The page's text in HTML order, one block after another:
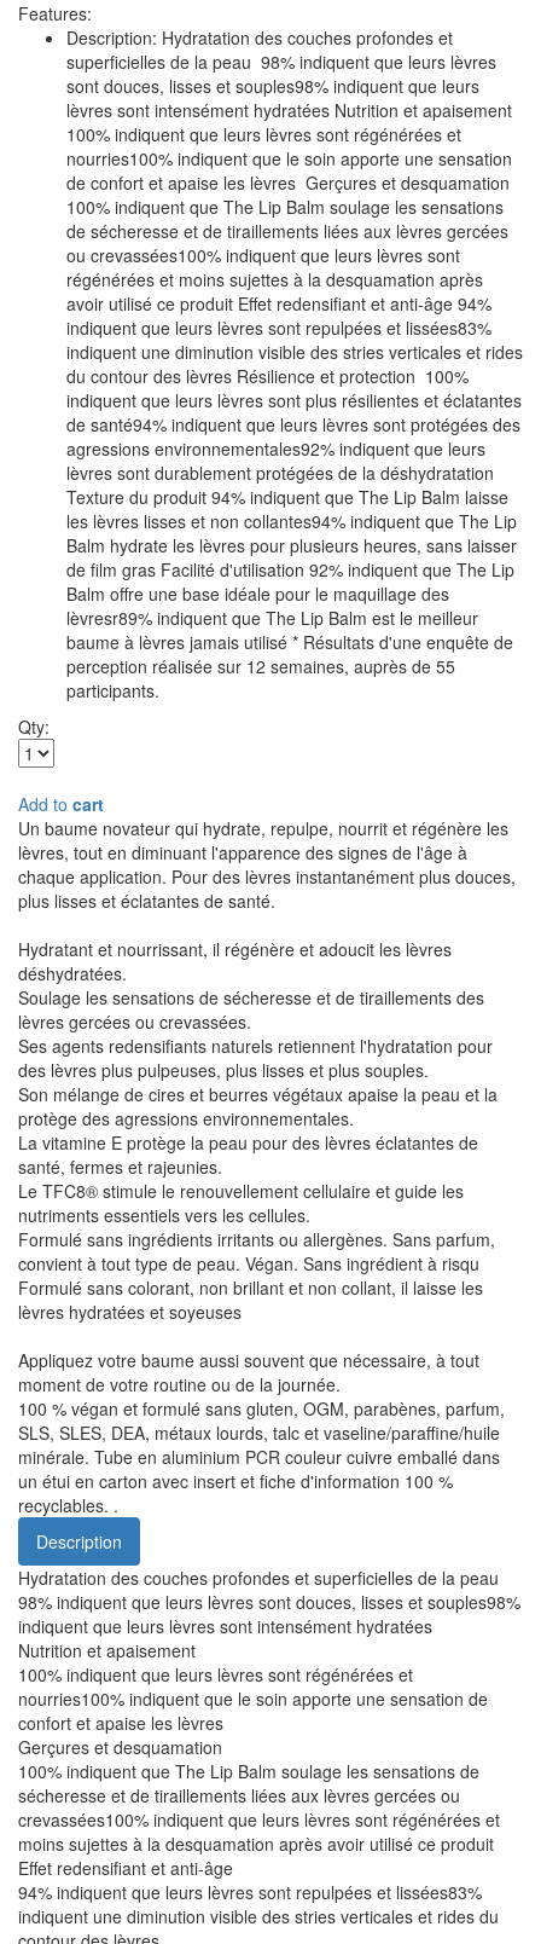
Features:
Description: Hydratation des couches profondes et
superficielles de la peau 98% indiquent que leurs lèvres
sont douces, lisses et souples98% indiquent que leurs
lèvres sont intensément hydratées Nutrition et apaisement
100% indiquent que leurs lèvres sont régénérées et
nourries100% indiquent que le soin apporte une sensation
de confort et apaise les lèvres Gerçures et desquamation
100% indiquent que The Lip Balm soulage les sensations
de sécheresse et de tiraillements liées aux lèvres gercées
ou crevassées100% indiquent que leurs lèvres sont
régénérées et moins sujettes à la desquamation après
avoir utilisé ce produit Effet redensifiant et anti-âge 94%
indiquent que leurs lèvres sont repulpées et lissées83%
indiquent une diminution visible des stries verticales et rides
du contour des lèvres Résilience et protection 100%
indiquent que leurs lèvres sont plus résilientes et éclatantes
de santé94% indiquent que leurs lèvres sont protégées des
agressions environnementales92% indiquent que leurs
lèvres sont durablement protégées de la déshydratation
Texture du produit 94% indiquent que The Lip Balm laisse
les lèvres lisses et non collantes94% indiquent que The Lip
Balm hydrate les lèvres pour plusieurs heures, sans laisser
de film gras Facilité d'utilisation 92% indiquent que The Lip
Balm offre une base idéale pour le maquillage des
lèvresr89% indiquent que The Lip Balm est le meilleur
baume à lèvres jamais utilisé * Résultats d'une enquête de
perception réalisée sur 12 semaines, auprès de 55
participants.
Qty:
Add to cart
Un baume novateur qui hydrate, repulpe, nourrit et régénère les
lèvres, tout en diminuant l'apparence des signes de l'âge à
chaque application. Pour des lèvres instantanément plus douces,
plus lisses et éclatantes de santé.
Hydratant et nourrissant, il régénère et adoucit les lèvres
déshydratées.
Soulage les sensations de sécheresse et de tiraillements des
lèvres gercées ou crevassées.
Ses agents redensifiants naturels retiennent l'hydratation pour
des lèvres plus pulpeuses, plus lisses et plus souples.
Son mélange de cires et beurres végétaux apaise la peau et la
protège des agressions environnementales.
La vitamine E protège la peau pour des lèvres éclatantes de
santé, fermes et rajeunies.
Le TFC8® stimule le renouvellement cellulaire et guide les
nutriments essentiels vers les cellules.
Formulé sans ingrédients irritants ou allergènes. Sans parfum,
convient à tout type de peau. Végan. Sans ingrédient à risqu
Formulé sans colorant, non brillant et non collant, il laisse les
lèvres hydratées et soyeuses
Appliquez votre baume aussi souvent que nécessaire, à tout
moment de votre routine ou de la journée.
100 % végan et formulé sans gluten, OGM, parabènes, parfum,
SLS, SLES, DEA, métaux lourds, talc et vaseline/paraffine/huile
minérale. Tube en aluminium PCR couleur cuivre emballé dans
un étui en carton avec insert et fiche d'information 100 %
recyclables. .
Description
Hydratation des couches profondes et superficielles de la peau
98% indiquent que leurs lèvres sont douces, lisses et souples98%
indiquent que leurs lèvres sont intensément hydratées
Nutrition et apaisement
100% indiquent que leurs lèvres sont régénérées et
nourries100% indiquent que le soin apporte une sensation de
confort et apaise les lèvres
Gerçures et desquamation
100% indiquent que The Lip Balm soulage les sensations de
sécheresse et de tiraillements liées aux lèvres gercées ou
crevassées100% indiquent que leurs lèvres sont régénérées et
moins sujettes à la desquamation après avoir utilisé ce produit
Effet redensifiant et anti-âge
94% indiquent que leurs lèvres sont repulpées et lissées83%
indiquent une diminution visible des stries verticales et rides du